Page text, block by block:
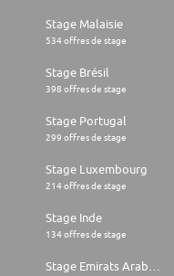
Stage Malaisie
534 offres de stage
Stage Brésil
398 offres de stage
Stage Portugal
299 offres de stage
Stage Luxembourg
214 offres de stage
Stage Inde
134 offres de stage